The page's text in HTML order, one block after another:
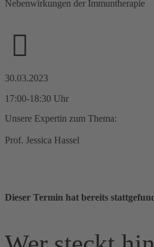
Nebenwirkungen der Immuntherapie
30.03.2023
17:00-18:30 Uhr
Unsere Expertin zum Thema:
Prof. Jessica Hassel
Dieser Termin hat bereits